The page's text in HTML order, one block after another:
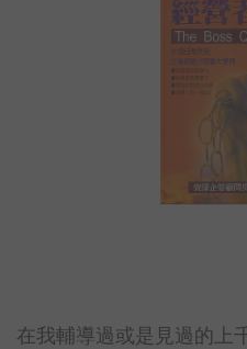
在我輔導過或是見過的上